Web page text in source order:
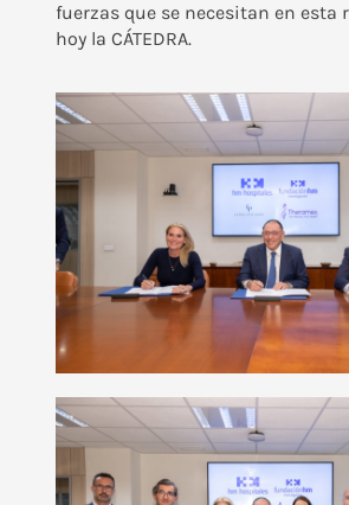
fuerzas que se necesitan en esta
hoy la CÁTEDRA.